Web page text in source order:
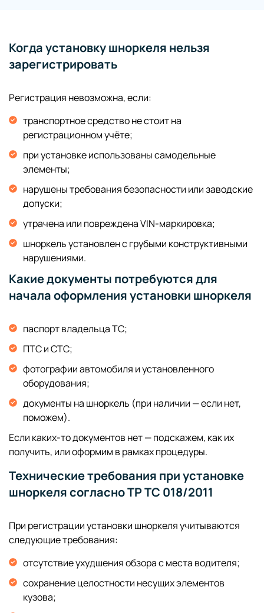
Когда установку шноркеля нельзя
зарегистрировать
Регистрация невозможна, если:
транспортное средство не стоит на
регистрационном учёте;
при установке использованы самодельные
элементы;
нарушены требования безопасности или заводские
допуски;
утрачена или повреждена VIN-маркировка;
шноркель установлен с грубыми конструктивными
нарушениями.
Какие документы потребуются для
начала оформления установки шноркеля
паспорт владельца ТС;
ПТС и СТС;
фотографии автомобиля и установленного
оборудования;
документы на шноркель (при наличии — если нет,
поможем).
Если каких-то документов нет — подскажем, как их
получить, или оформим в рамках процедуры.
Технические требования при установке
шноркеля согласно ТР ТС 018/2011
При регистрации установки шноркеля учитываются
следующие требования:
отсутствие ухудшения обзора с места водителя;
сохранение целостности несущих элементов
кузова;